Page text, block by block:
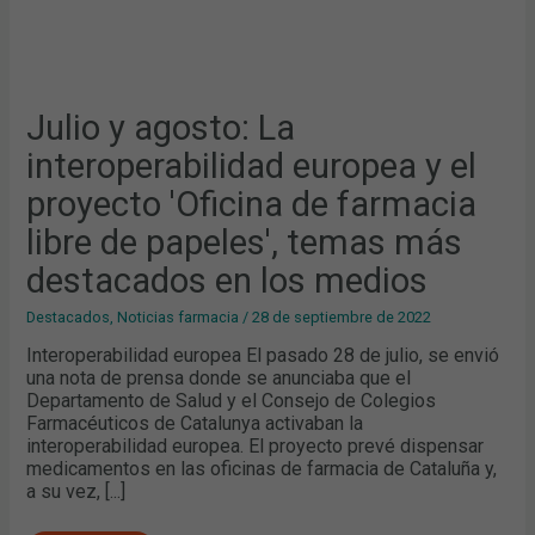
Julio y agosto: La
interoperabilidad europea y el
proyecto 'Oficina de farmacia
libre de papeles', temas más
destacados en los medios
Destacados, Noticias farmacia /28 de septiembre de 2022
Interoperabilidad europea El pasado 28 de julio, se envió
una nota de prensa donde se anunciaba que el
Departamento de Salud y el Consejo de Colegios
Farmacéuticos de Catalunya activaban la
interoperabilidad europea. El proyecto prevé dispensar
medicamentos en las oficinas de farmacia de Cataluña y,
a su vez, [...]